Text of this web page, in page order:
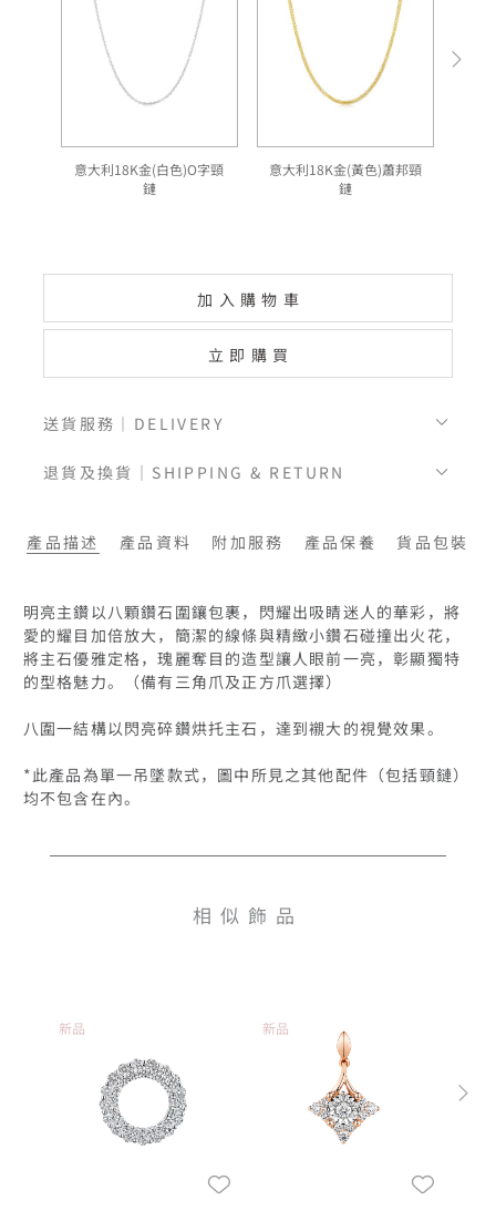
意大利18K金(白色)O字頸
鏈
意大利18K金(黃色)蕭邦頸
鏈
加入購物車
立即購買
送貨服務｜DELIVERY
退貨及換貨｜SHIPPING & RETURN
產品描述 產品資料 附加服務 產品保養 貨品包裝
明亮主鑽以八顆鑽石圍鑲包裹，閃耀出吸睛迷人的華彩，將
愛的耀目加倍放大，簡潔的線條與精緻小鑽石碰撞出火花，
將主石優雅定格，瑰麗奪目的造型讓人眼前一亮，彰顯獨特
的型格魅力。（備有三角爪及正方爪選擇）
八圍一結構以閃亮碎鑽烘托主石，達到襯大的視覺效果。
*此產品為單一吊墜款式，圖中所見之其他配件（包括頸鏈）
均不包含在內。
相似飾品
新品 新品